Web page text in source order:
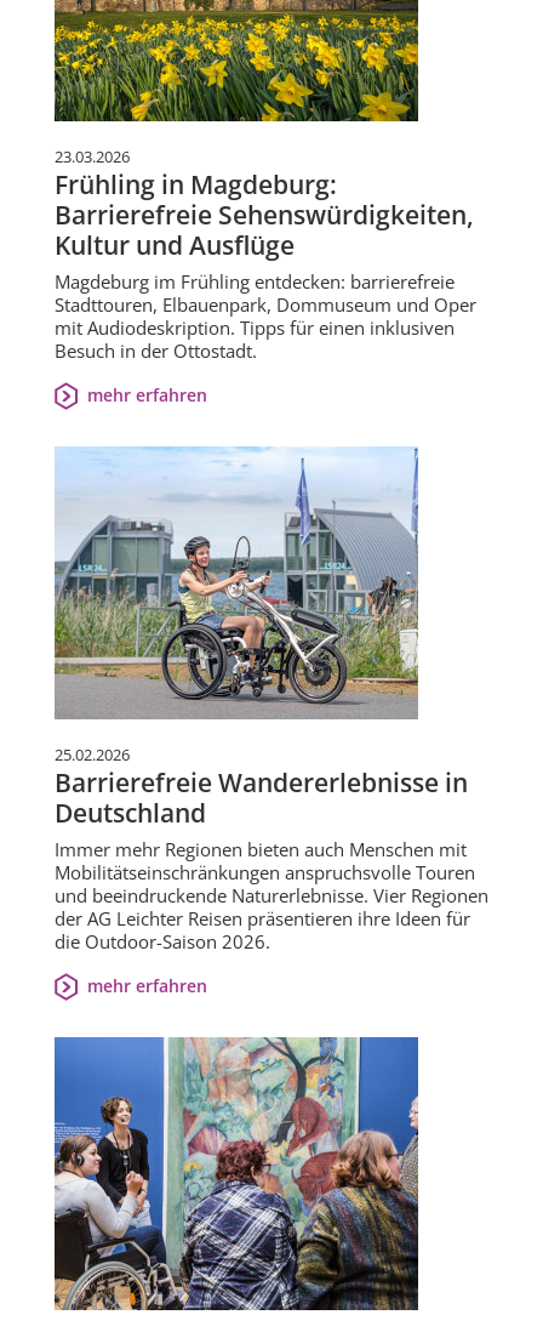
23.03.2026
Frühling in Magdeburg:
Barrierefreie Sehenswürdigkeiten,
Kultur und Ausflüge
Magdeburg im Frühling entdecken: barrierefreie
Stadttouren, Elbauenpark, Dommuseum und Oper
mit Audiodeskription. Tipps für einen inklusiven
Besuch in der Ottostadt.
mehr erfahren
25.02.2026
Barrierefreie Wandererlebnisse in
Deutschland
Immer mehr Regionen bieten auch Menschen mit
Mobilitätseinschränkungen anspruchsvolle Touren
und beeindruckende Naturerlebnisse. Vier Regionen
der AG Leichter Reisen präsentieren ihre Ideen für
die Outdoor-Saison 2026.
mehr erfahren